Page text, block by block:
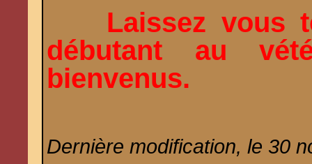
Laissez vous
débutant au
bienvenus.
Dernière modification, le 30